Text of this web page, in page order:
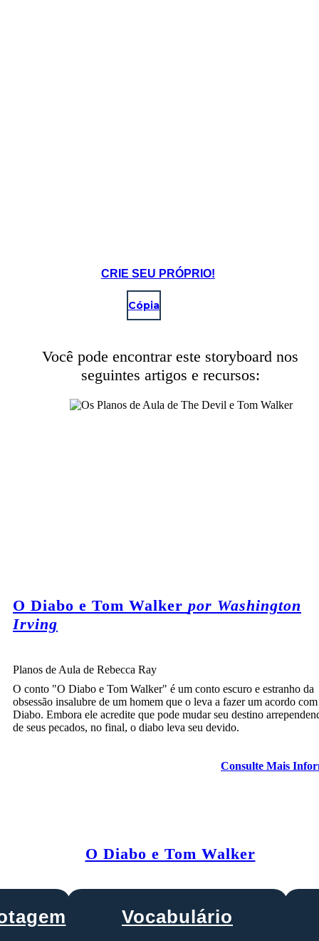
CRIE SEU PRÓPRIO!
Cópia
Você pode encontrar este storyboard nos
seguintes artigos e recursos:
O Diabo e Tom Walker por Washington
Irving
Planos de Aula de Rebecca Ray
O conto "O Diabo e Tom Walker" é um conto escuro e estranho da
obsessão insalubre de um homem que o leva a fazer um acordo
Diabo. Embora ele acredite que pode mudar seu destino
de seus pecados, no final, o diabo leva seu devido.
Consulte Mais
O Diabo e Tom Walker
Vocabulário